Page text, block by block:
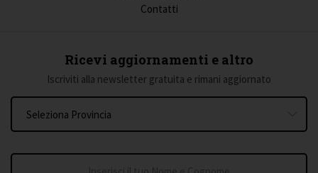
Contatti
Ricevi aggiornamenti e altro
Iscriviti alla newsletter gratuita e rimani aggiornato